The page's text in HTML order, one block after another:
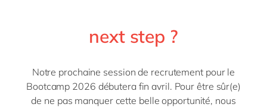
enthousiaste à l’idée de commencer et, surtout, de
pouvoir enfin mettre les mains dans SAP.
Comment as‑tu vécu ce premier mois en Belgique, et
qu’est‑ce qui t’a le plus marqué ?
next step ?
Notre prochaine session de recrutement pour le
Bootcamp 2026 débutera fin avril. Pour être sûr(e)
de ne pas manquer cette belle opportunité, nous